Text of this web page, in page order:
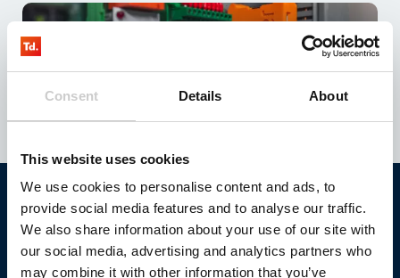
Consent Details About
This website uses cookies
We use cookies to personalise content and ads, to
provide social media features and to analyse our traffic.
We also share information about your use of our site with
our social media, advertising and analytics partners who
may combine it with other information that you’ve
Kundenfall: HeroBalancer
Gemeinsam Ihr IOT-Projekt
verwirklichen?